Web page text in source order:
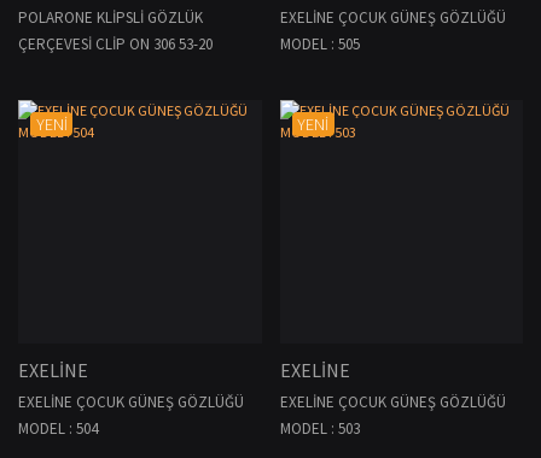
POLARONE KLİPSLİ GÖZLÜK
ÇERÇEVESİ CLİP ON 306 53-20
EXELİNE ÇOCUK GÜNEŞ GÖZLÜĞÜ
MODEL : 505
YENİ
EXELİNE
EXELİNE ÇOCUK GÜNEŞ GÖZLÜĞÜ
MODEL : 504
YENİ
EXELİNE
EXELİNE ÇOCUK GÜNEŞ GÖZLÜĞÜ
MODEL : 503